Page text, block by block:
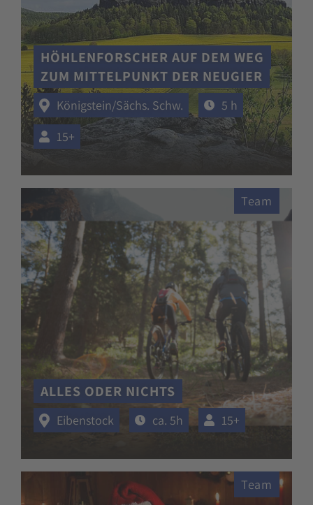
HÖHLENFORSCHER AUF DEM WEG
ZUM MITTELPUNKT DER NEUGIER
Königstein/Sächs. Schw.
5 h
15+
Team
ALLES ODER NICHTS
Eibenstock ca. 5h 15+
Team